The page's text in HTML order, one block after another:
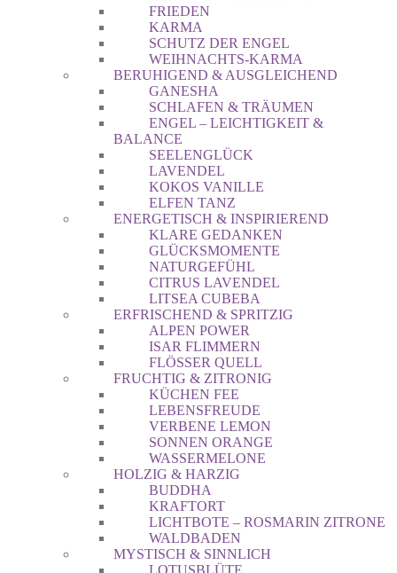
FRIEDEN
KARMA
SCHUTZ DER ENGEL
WEIHNACHTS-KARMA
BERUHIGEND & AUSGLEICHEND
GANESHA
SCHLAFEN & TRÄUMEN
ENGEL – LEICHTIGKEIT &
BALANCE
SEELENGLÜCK
LAVENDEL
KOKOS VANILLE
ELFEN TANZ
ENERGETISCH & INSPIRIEREND
KLARE GEDANKEN
GLÜCKSMOMENTE
NATURGEFÜHL
CITRUS LAVENDEL
LITSEA CUBEBA
ERFRISCHEND & SPRITZIG
ALPEN POWER
ISAR FLIMMERN
FLÖSSER QUELL
FRUCHTIG & ZITRONIG
KÜCHEN FEE
LEBENSFREUDE
VERBENE LEMON
SONNEN ORANGE
WASSERMELONE
HOLZIG & HARZIG
BUDDHA
KRAFTORT
LICHTBOTE – ROSMARIN ZITRONE
WALDBADEN
MYSTISCH & SINNLICH
LOTUSBLÜTE